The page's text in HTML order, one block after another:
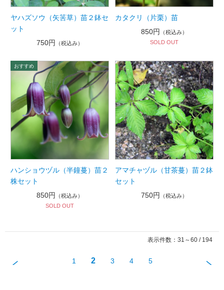
ヤハズソウ（矢筈草）苗２鉢セ
ット
750円
（税込み）
カタクリ（片栗）苗
850円
（税込み）
SOLD OUT
ハンショウヅル（半鐘蔓）苗２
株セット
850円
（税込み）
SOLD OUT
アマチャヅル（甘茶蔓）苗２鉢
セット
750円
（税込み）
表示件数：31～60 / 194
1 2 3 4 5